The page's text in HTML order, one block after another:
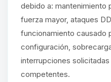
debido a: mantenimiento
fuerza mayor, ataques
funcionamiento causado
configuración,
interrupciones
competentes.